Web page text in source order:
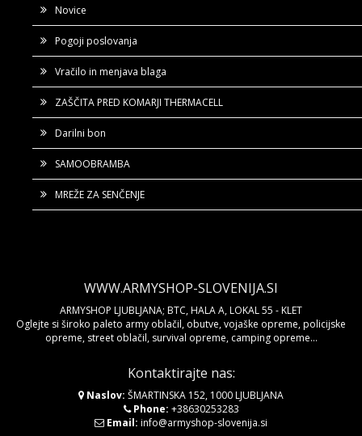
Novice
Pogoji poslovanja
Vračilo in menjava blaga
ZAŠČITA PRED KOMARJI THERMACELL
Darilni bon
SAMOOBRAMBA
MREŽE ZA SENČENJE
WWW.ARMYSHOP-SLOVENIJA.SI
ARMYSHOP LJUBLJANA; BTC, HALA A, LOKAL 55 - KLET
Oglejte si široko paleto army oblačil, obutve, vojaške opreme, policijske
opreme, street oblačil, survival opreme, camping opreme...
Kontaktirajte nas:
Naslov: ŠMARTINSKA 152, 1000 LJUBLJANA
Phone: +38630253283
Email: info@armyshop-slovenija.si